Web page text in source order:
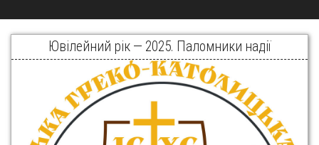
Ювілейний рік — 2025. Паломники надії